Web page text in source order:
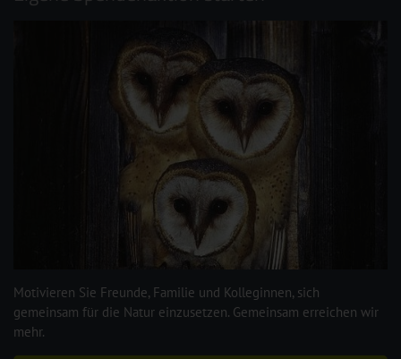
Motivieren Sie Freunde, Familie und Kolleginnen, sich
gemeinsam für die Natur einzusetzen. Gemeinsam erreichen wir
mehr.